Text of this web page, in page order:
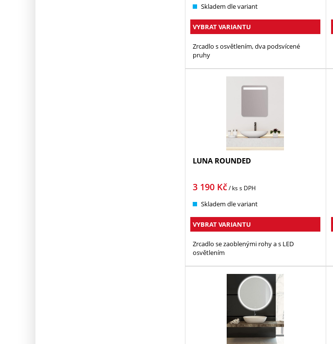
Skladem dle variant
VYBRAT VARIANTU
Zrcadlo s osvětlením, dva podsvícené
pruhy
LUNA ROUNDED
3 190Kč/ kss DPH
Skladem dle variant
VYBRAT VARIANTU
Zrcadlo se zaoblenými rohy a s LED
osvětlením